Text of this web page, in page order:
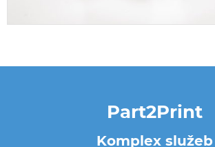
Part2Print
Komplex služeb